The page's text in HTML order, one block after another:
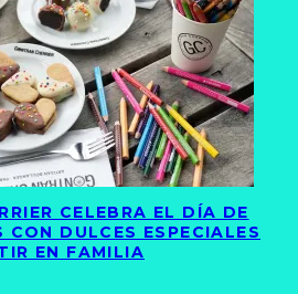
CELEBRA EL DÍA DE
CON DULCES ESPECIALES
EN FAMILIA